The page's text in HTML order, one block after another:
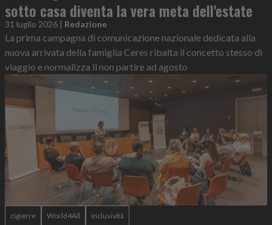
sotto casa diventa la vera meta dell'estate
31 luglio 2026 | Redazione
La prima campagna di comunicazione nazionale dedicata alla
nuova arrivata della famiglia Ceres ribalta il concetto stesso di
viaggio e normalizza il non partire ad agosto
cigierre World4All inclusività